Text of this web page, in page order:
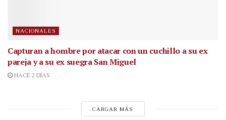
NACIONALES
Capturan a hombre por atacar con un cuchillo a su ex
pareja y a su ex suegra San Miguel
HACE 2 DÍAS
CARGAR MÁS